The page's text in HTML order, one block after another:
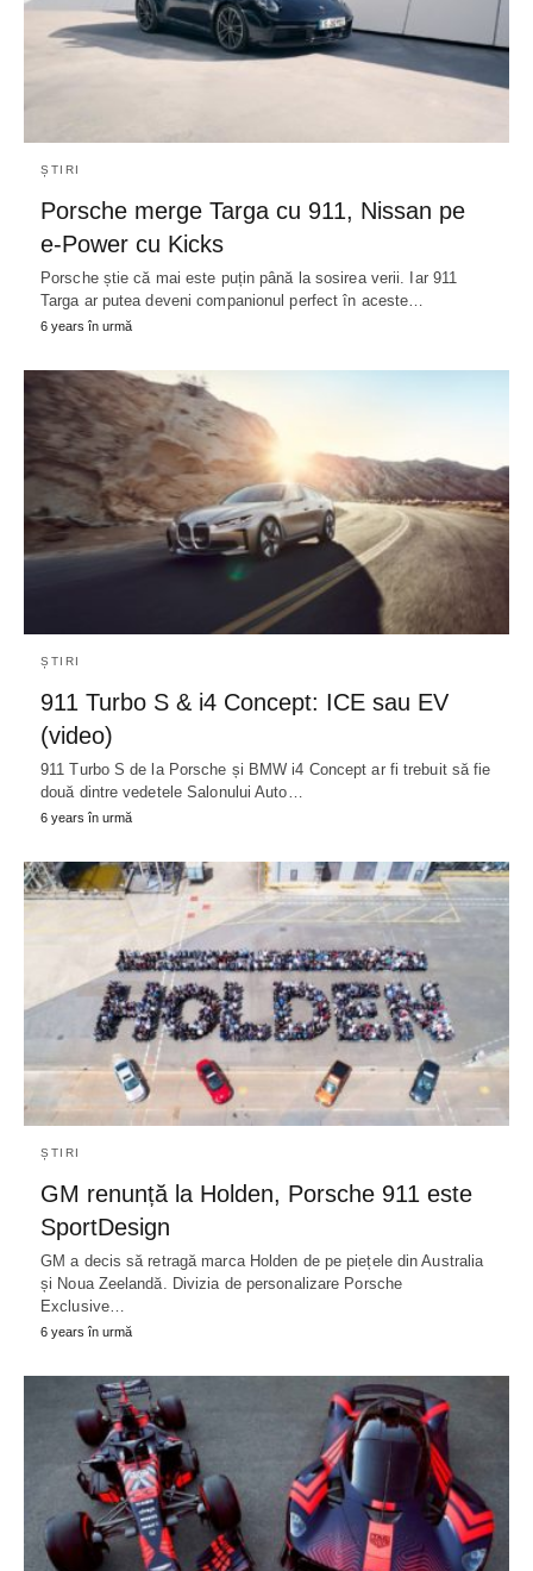
ȘTIRI
Porsche merge Targa cu 911, Nissan pe
e-Power cu Kicks
Porsche știe că mai este puțin până la sosirea verii. Iar 911
Targa ar putea deveni companionul perfect în aceste…
6 years în urmă
ȘTIRI
911 Turbo S & i4 Concept: ICE sau EV
(video)
911 Turbo S de la Porsche și BMW i4 Concept ar fi trebuit să fie
două dintre vedetele Salonului Auto…
6 years în urmă
ȘTIRI
GM renunță la Holden, Porsche 911 este
SportDesign
GM a decis să retragă marca Holden de pe piețele din Australia
și Noua Zeelandă. Divizia de personalizare Porsche
Exclusive…
6 years în urmă